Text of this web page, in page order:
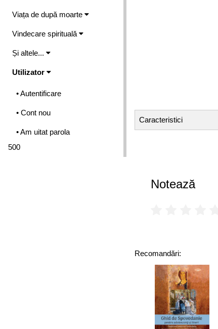
Viața de după moarte
Vindecare spirituală
Și altele...
Utilizator
• Autentificare
• Cont nou
• Am uitat parola
500
Caracteristici
Notează
Recomandări: